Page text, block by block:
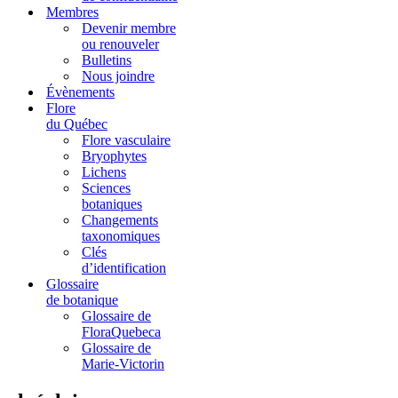
Membres
Devenir membre
ou renouveler
Bulletins
Nous joindre
Évènements
Flore
du Québec
Flore vasculaire
Bryophytes
Lichens
Sciences
botaniques
Changements
taxonomiques
Clés
d’identification
Glossaire
de botanique
Glossaire de
FloraQuebeca
Glossaire de
Marie-Victorin